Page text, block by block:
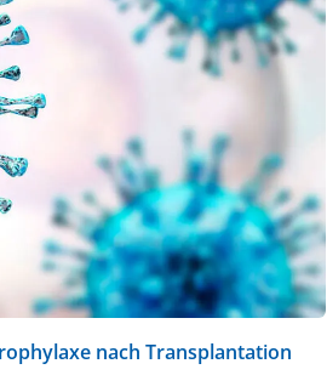
nach Transplantation